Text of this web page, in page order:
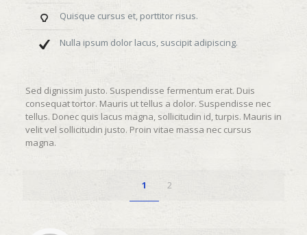
Quisque cursus et, porttitor risus.
Nulla ipsum dolor lacus, suscipit adipiscing.
Sed dignissim justo. Suspendisse fermentum erat. Duis
consequat tortor. Mauris ut tellus a dolor. Suspendisse nec
tellus. Donec quis lacus magna, sollicitudin id, turpis. Mauris in
velit vel sollicitudin justo. Proin vitae massa nec cursus
magna.
1 2